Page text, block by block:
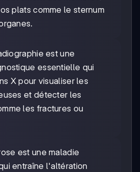
plats comme le sternum
est une
essentielle qui
X pour visualiser les
et détecter les
les fractures ou
est une maladie
entraîne l'altération